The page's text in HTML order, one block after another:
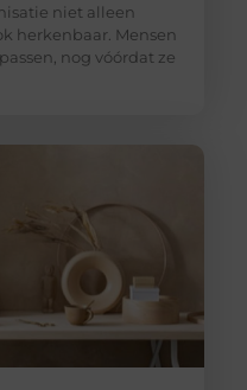
niet alleen
herkenbaar. Mensen
nog vóórdat ze